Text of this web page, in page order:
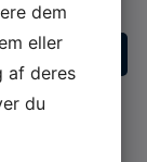
dem
eller
af deres
du